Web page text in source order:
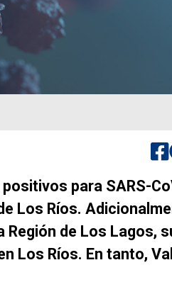
para SARS-
Los Ríos.
de Los Lagos,
Los Ríos. En tanto,